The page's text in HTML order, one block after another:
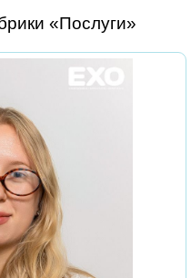
«Послуги»